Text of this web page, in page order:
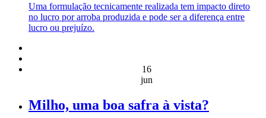
Uma formulação tecnicamente realizada tem impacto direto
no lucro por arroba produzida e pode ser a diferença entre
lucro ou prejuízo.
16
jun
Milho, uma boa safra à vista?